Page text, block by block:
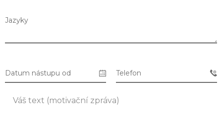
Jazyky
Datum nástupu od Telefon